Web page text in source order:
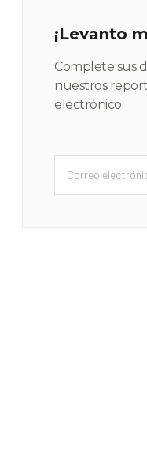
¡Levanto
Complete sus
nuestros
electrónico.